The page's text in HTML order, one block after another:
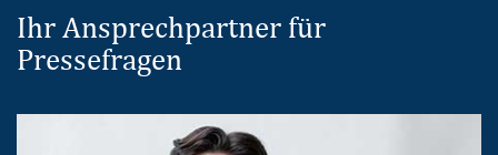
Ihr Ansprechpartner für
Pressefragen